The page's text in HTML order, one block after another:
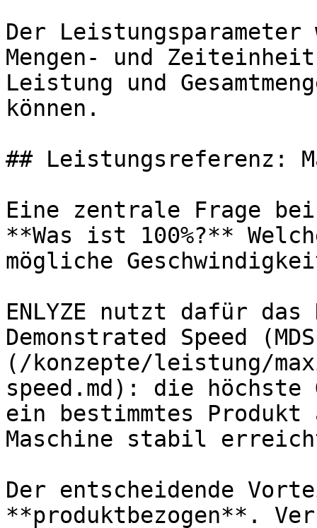
Der
Mengen- und
Leistung und
können.
## Leistungsreferenz:
Eine zentrale Frage
**Was ist 100%?**
mögliche
ENLYZE nutzt dafür das
Demonstrated Speed
(/konzepte/leistung/
speed.md): die
ein bestimmtes
Maschine stabil
Der entscheidende
**produktbezogen**.